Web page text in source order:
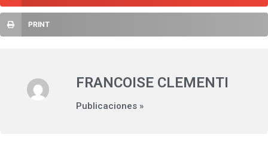
PRINT
FRANCOISE CLEMENTI
Publicaciones »